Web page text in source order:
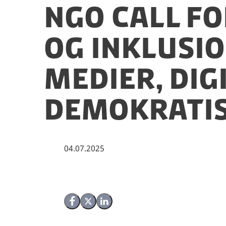
NGO call
og
medier,
04.07.2025
Del på Facebook
Del på X (Twitter)
Del på LinkedIn